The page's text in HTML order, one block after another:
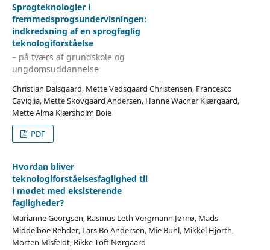
Sprogteknologier i
fremmedsprogsundervisningen:
indkredsning af en sprogfaglig
teknologiforståelse
– på tværs af grundskole og
ungdomsuddannelse
Christian Dalsgaard, Mette Vedsgaard Christensen, Francesco
Caviglia, Mette Skovgaard Andersen, Hanne Wacher Kjærgaard,
Mette Alma Kjærsholm Boie
PDF
Hvordan bliver
teknologiforståelsesfaglighed til
i mødet med eksisterende
fagligheder?
Marianne Georgsen, Rasmus Leth Vergmann Jørnø, Mads
Middelboe Rehder, Lars Bo Andersen, Mie Buhl, Mikkel Hjorth,
Morten Misfeldt, Rikke Toft Nørgaard